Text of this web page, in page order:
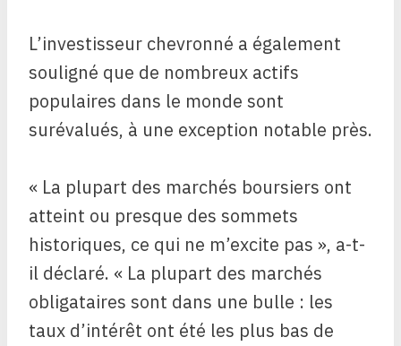
L’investisseur chevronné a également
souligné que de nombreux actifs
populaires dans le monde sont
surévalués, à une exception notable près.
« La plupart des marchés boursiers ont
atteint ou presque des sommets
historiques, ce qui ne m’excite pas », a-t-
il déclaré. « La plupart des marchés
obligataires sont dans une bulle : les
taux d’intérêt ont été les plus bas de